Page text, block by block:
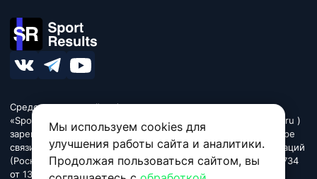
Мы используем cookies для
улучшения работы сайта и аналитики.
Продолжая пользоваться сайтом, вы
Средство массовой информации сетевое издание
«SportResults» (адрес в сети Интернет - www.sport-results.ru )
зарегистрировано Федеральной службой по надзору в сфере
связи, информационных технологий и массовых коммуникаций
(Роскомнадзор). Регистрационный номер ЭЛ № ФС 77 - 84734
от 13 марта 2023. Название «SportResults». Издание может